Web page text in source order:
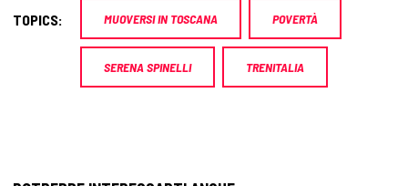
TOPICS: MUOVERSI IN TOSCANA POVERTÀ
SERENA SPINELLI TRENITALIA